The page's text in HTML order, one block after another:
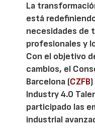
La
está
necesidades de
profesionales y
Con el objetivo
cambios, el
Barcelona (CZFB
Industry 4.0
participado las
industrial